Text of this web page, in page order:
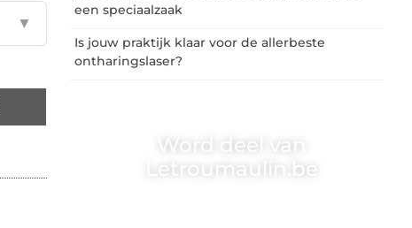
▼
een speciaalzaak
Is jouw praktijk klaar voor de allerbeste
ontharingslaser?
Word deel van
Letroumaulin.be